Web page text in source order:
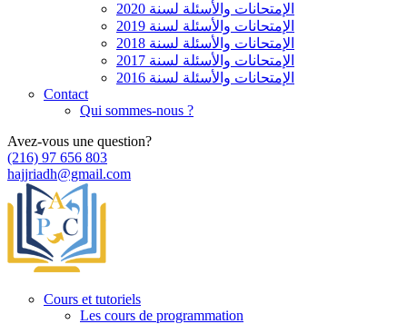
الإمتحانات والأسئلة لسنة 2020
الإمتحانات والأسئلة لسنة 2019
الإمتحانات والأسئلة لسنة 2018
الإمتحانات والأسئلة لسنة 2017
الإمتحانات والأسئلة لسنة 2016
Contact
Qui sommes-nous ?
Avez-vous une question?
(216) 97 656 803
hajjriadh@gmail.com
Cours et tutoriels
Les cours de programmation